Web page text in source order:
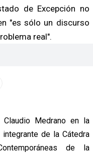
de Excepción no
"es sólo un discurso
real".
Medrano en la
de la Cátedra
de la